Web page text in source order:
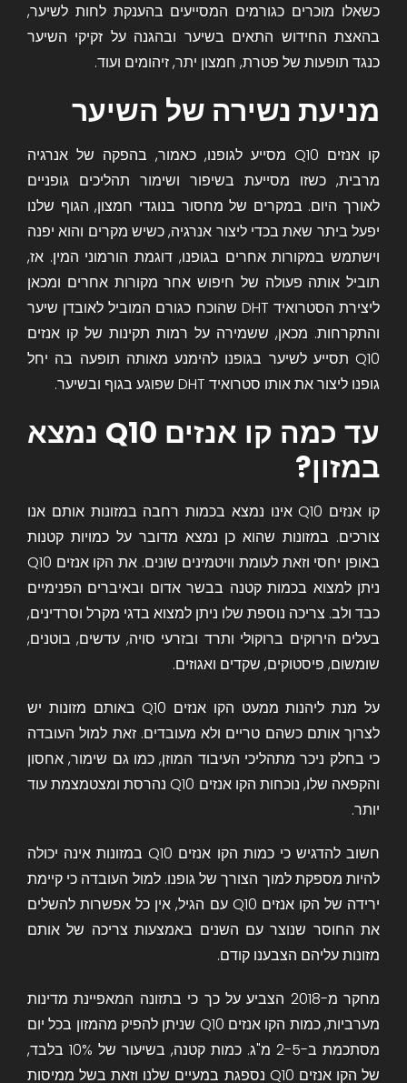
כשאלו מוכרים כגורמים המסייעים בהענקת לחות לשיער,
בהאצת החידוש התאים בשיער ובהגנה על זקיקי השיער
כנגד תופעות של פטרת, חמצון יתר, זיהומים ועוד.
מניעת נשירה של השיער
קו אנזים Q10 מסייע לגופנו, כאמור, בהפקה של אנרגיה
מרבית, כשזו מסייעת בשיפור ושימור תהליכים גופניים
לאורך היום. במקרים של מחסור בנוגדי חמצון, הגוף שלנו
יפעל ביתר שאת בכדי ליצור אנרגיה, כשיש מקרים והוא יפנה
וישתמש במקורות אחרים בגופנו, דוגמת הורמוני המין. אז,
תוביל אותה פעולה של חיפוש אחר מקורות אחרים ומכאן
ליצירת הסטרואיד DHT
שהוכח כגורם המוביל לאובדן שיער
והתקרחות. מכאן, ששמירה על רמות תקינות של קו אנזים
Q10 תסייע לשיער בגופנו להימנע מאותה תופעה בה יחל
גופנו ליצור את אותו סטרואיד DHT שפוגע בגוף ובשיער.
עד כמה קו אנזים Q10 נמצא
במזון?
קו אנזים Q10 אינו נמצא בכמות רחבה במזונות אותם אנו
צורכים. במזונות שהוא כן נמצא מדובר על כמויות קטנות
באופן יחסי וזאת לעומת וויטמינים שונים. את הקו אנזים Q10
ניתן למצוא בכמות קטנה בבשר אדום ובאיברים הפנימיים
כבד ולב. צריכה נוספת שלו ניתן למצוא בדגי מקרל וסרדינים,
בעלים הירוקים ברוקולי ותרד ובזרעי סויה, עדשים, בוטנים,
שומשום, פיסטוקים, שקדים ואגוזים.
על מנת ליהנות ממעט הקו אנזים Q10 באותם מזונות יש
לצרוך אותם כשהם טריים ולא מעובדים. זאת למול העובדה
כי בחלק ניכר מתהליכי העיבוד המוזן, כמו גם שימור, אחסון
והקפאה שלו, נוכחות הקו אנזים Q10 נהרסת ומצטמצמת עוד
יותר.
חשוב להדגיש כי כמות הקו אנזים Q10 במזונות אינה יכולה
להיות מספקת למוך הצורך של גופנו. למול העובדה כי קיימת
ירידה של הקו אנזים Q10 עם הגיל, אין כל אפשרות להשלים
את החוסר שנוצר עם השנים באמצעות צריכה של אותם
מזונות עליהם הצבענו קודם.
מחקר מ-2018 הצביע על כך כי בתזונה המאפיינת מדינות
מערביות, כמות הקו אנזים Q10 שניתן להפיק מהמזון בכל יום
מסתכמת ב-2-5 מ"ג. כמות קטנה, בשיעור של 10% בלבד,
של הקו אנזים Q10 נספגת במעיים שלנו וזאת בשל ממיסות